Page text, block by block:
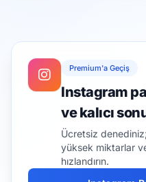
Premium'a Geçiş
Instagram
ve kalıcı
Ücretsiz
yüksek miktarlar
hızlandırın.